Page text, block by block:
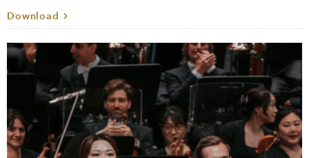
Download